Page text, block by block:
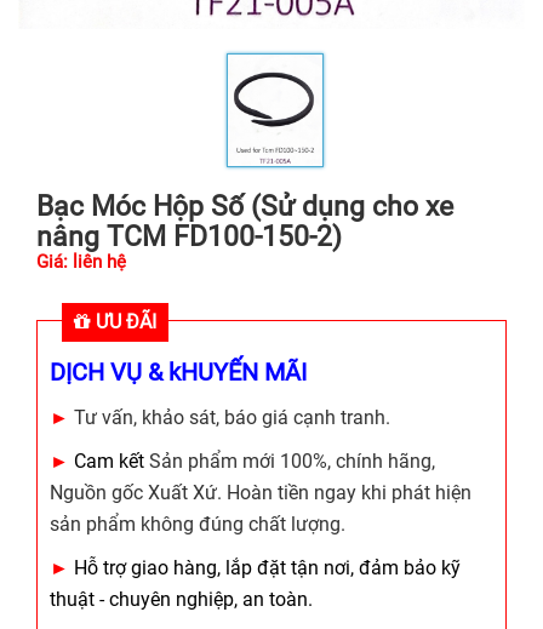
Bạc Móc Hộp Số (Sử dụng cho xe
nâng TCM FD100-150-2)
Giá: liên hệ
ƯU ĐÃI
DỊCH VỤ & kHUYẾN MÃI
► Tư vấn, khảo sát, báo giá cạnh tranh.
► Cam kết Sản phẩm mới 100%, chính hãng,
Nguồn gốc Xuất Xứ. Hoàn tiền ngay khi phát hiện
sản phẩm không đúng chất lượng.
► Hỗ trợ giao hàng, lắp đặt tận nơi, đảm bảo kỹ
thuật - chuyên nghiệp, an toàn.